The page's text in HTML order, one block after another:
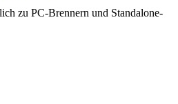
zu PC-Brennern und Standalone-